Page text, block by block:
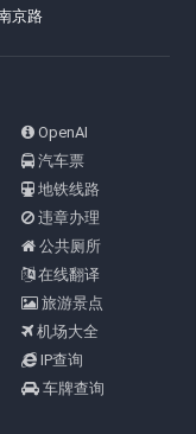
京路
OpenAI
汽车票
地铁线路
违章办理
公共厕所
在线翻译
旅游景点
机场大全
IP查询
车牌查询